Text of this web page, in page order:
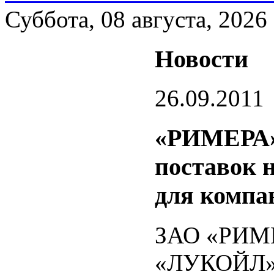
Суббота, 08 августа, 2026
Новости
26.09.2011
«РИМЕРА»
поставок
для
ЗАО
«ЛУКОЙЛ»